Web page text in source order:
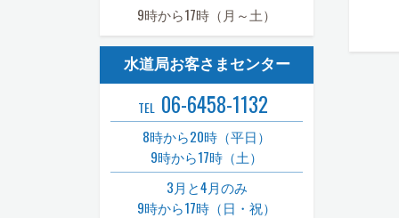
9時から17時（月～土）
水道局お客さまセンター
TEL 06-6458-1132
8時から20時（平日）
9時から17時（土）
3月と4月のみ
9時から17時（日・祝）